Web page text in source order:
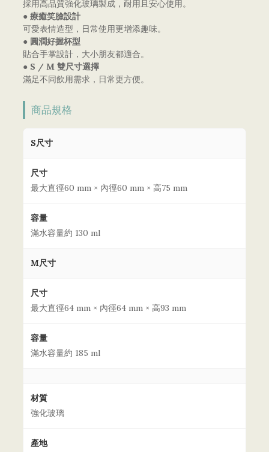
採用高品質強化玻璃製成，耐用且安心使用。
● 療癒笑臉設計
可愛表情造型，日常使用更增添趣味。
● 圓潤好握杯型
貼合手掌設計，大小朋友都適合。
● S / M 雙尺寸選擇
滿足不同飲用需求，日常更方便。
商品規格
S尺寸
尺寸
最大直徑60 mm × 內徑60 mm × 高75 mm
容量
滿水容量約 130 ml
M尺寸
尺寸
最大直徑64 mm × 內徑64 mm × 高93 mm
容量
滿水容量約 185 ml
材質
強化玻璃
產地